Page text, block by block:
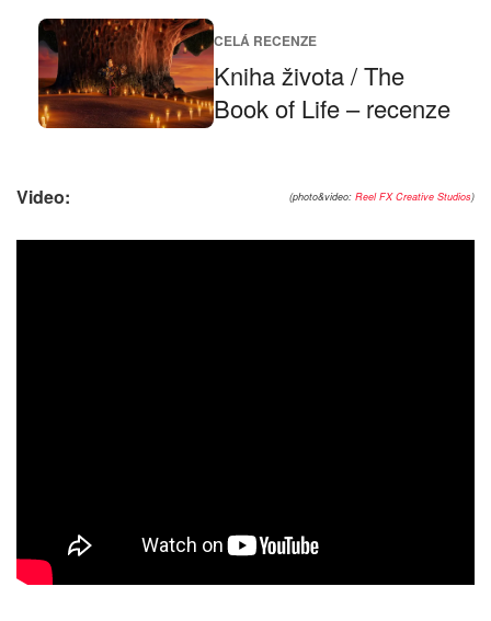
CELÁ RECENZE
Kniha života / The
Book of Life – recenze
(photo&video: Reel FX Creative Studios)
Video: